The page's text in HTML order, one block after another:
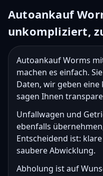
Autoankauf
unkompliziert,
Autoankauf Worms
machen es einfach.
Daten, wir geben
sagen Ihnen
Unfallwagen und
ebenfalls
Entscheidend ist:
saubere Abwicklung.
Abholung ist auf